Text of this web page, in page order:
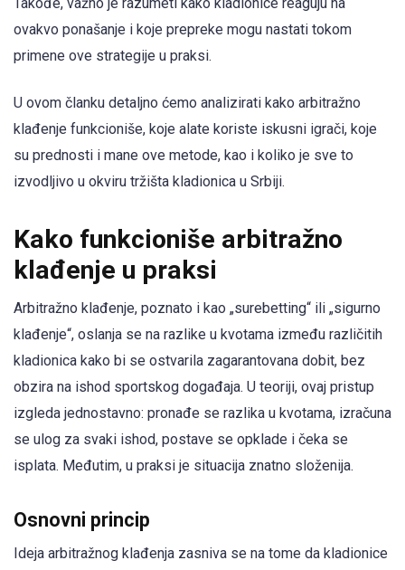
ovakvo ponašanje i koje prepreke mogu nastati tokom
primene ove strategije u praksi.
U ovom članku detaljno ćemo analizirati kako arbitražno
klađenje funkcioniše, koje alate koriste iskusni igrači, koje
su prednosti i mane ove metode, kao i koliko je sve to
izvodljivo u okviru tržišta kladionica u Srbiji.
Kako funkcioniše arbitražno
klađenje u praksi
Arbitražno klađenje, poznato i kao „surebetting“ ili „sigurno
klađenje“, oslanja se na razlike u kvotama između različitih
kladionica kako bi se ostvarila zagarantovana dobit, bez
obzira na ishod sportskog događaja. U teoriji, ovaj pristup
izgleda jednostavno: pronađe se razlika u kvotama, izračuna
se ulog za svaki ishod, postave se opklade i čeka se
isplata. Međutim, u praksi je situacija znatno složenija.
Osnovni princip
Ideja arbitražnog klađenja zasniva se na tome da kladionice